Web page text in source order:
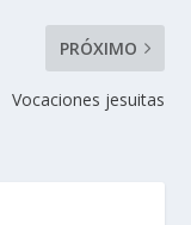
PRÓXIMO
Vocaciones jesuitas